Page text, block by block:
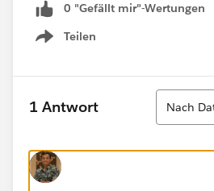
0 "Gefällt mir"-Wertungen
Teilen
Show menu
1 Antwort
Sortieren
Nach